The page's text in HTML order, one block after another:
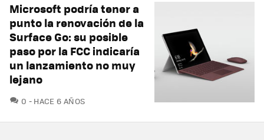
Microsoft podría tener a
punto la renovación de la
Surface Go: su posible
paso por la FCC indicaría
un lanzamiento no muy
lejano
0 COMENTARIOS
HACE 6 AÑOS